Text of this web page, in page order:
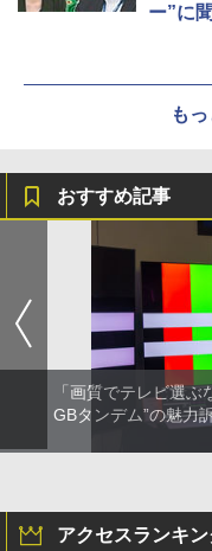
ー”に
も
おすすめ記事
「画質でテレビ選
GBタンデム”の魅力
アクセスランキン